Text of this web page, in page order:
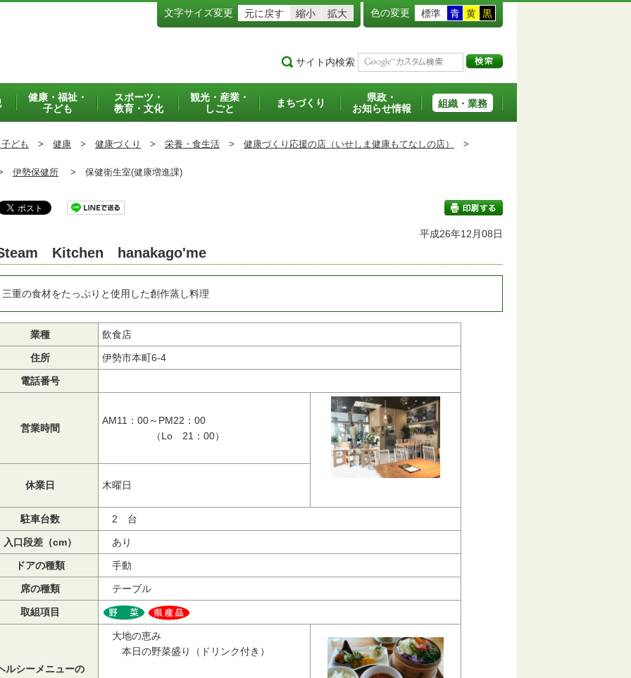
文字サイズ変更 元に戻す 縮小 拡大 色の変更 標準 青 黄 黒
サイト内検索
健康・福祉・
子ども
スポーツ・
教育・文化
観光・産業・
しごと
まちづくり
県政・
お知らせ情報
組織・業務
ども > 健康 > 健康づくり > 栄養・食生活 > 健康づくり応援の店（いせしま健康もてなしの店） >
伊勢保健所 > 保健衛生室(健康増進課)
印刷する
平成26年12月08日
Kitchen hanakago'me
重の食材をたっぷりと使用した創作蒸し料理
業種 飲食店
住所 伊勢市本町6-4
電話番号
営業時間
AM11：00～PM22：00
（Lo 21：00）
休業日 木曜日
駐車台数 2 台
入口段差（cm） あり
ドアの種類 手動
席の種類 テーブル
取組項目
ルシーメニューの
大地の恵み
本日の野菜盛り（ドリンク付き）